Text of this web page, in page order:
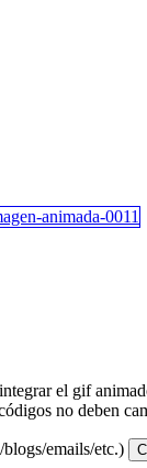
el gif
no deben
emails/etc.)